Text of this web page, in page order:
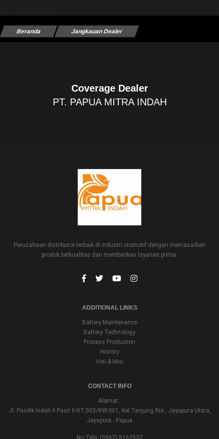
Beranda Jangkauan Dealer
Coverage Dealer
PT. PAPUA MITRA INDAH
Perusahaan distributor terbaik di industri otomotif dengan memasarkan
produk berkualitas dan memberikan layanan prima.
ADDITIONAL LINKS
Battery Maintenance
Battery Technology
Process Production
History
Visi & Misi
CONTACT INFO
Alamat :
Jl. Pasifik Indah II Pasir II RT.003/RW.001, Kel.Tanjung Ria , Jayapura Utara,
Jayapura - Papua